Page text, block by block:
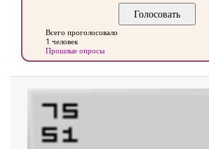
Всего проголосовало
1 человек
Прошлые опросы